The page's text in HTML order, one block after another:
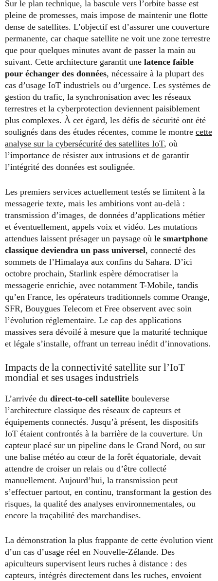
Sur le plan technique, la bascule vers l’orbite basse est
pleine de promesses, mais impose de maintenir une flotte
dense de satellites. L’objectif est d’assurer une couverture
permanente, car chaque satellite ne voit une zone terrestre
que pour quelques minutes avant de passer la main au
suivant. Cette architecture garantit une latence faible
pour échanger des données, nécessaire à la plupart des
cas d’usage IoT industriels ou d’urgence. Les systèmes de
gestion du trafic, la synchronisation avec les réseaux
terrestres et la cyberprotection deviennent paisiblement
plus complexes. À cet égard, les défis de sécurité ont été
soulignés dans des études récentes, comme le montre cette
analyse sur la cybersécurité des satellites IoT, où
l’importance de résister aux intrusions et de garantir
l’intégrité des données est soulignée.
Les premiers services actuellement testés se limitent à la
messagerie texte, mais les ambitions vont au-delà :
transmission d’images, de données d’applications métier
et éventuellement, appels voix et vidéo. Les mutations
attendues laissent présager un paysage où le smartphone
classique deviendra un pass universel, connecté des
sommets de l’Himalaya aux confins du Sahara. D’ici
octobre prochain, Starlink espère démocratiser la
messagerie enrichie, avec notamment T-Mobile, tandis
qu’en France, les opérateurs traditionnels comme Orange,
SFR, Bouygues Telecom et Free observent avec soin
l’évolution réglementaire. Le cap des applications
massives sera dévoilé à mesure que la maturité technique
et légale s’installe, offrant un terreau inédit d’innovations.
Impacts de la connectivité satellite sur l’IoT
mondial et ses usages industriels
L’arrivée du direct-to-cell satellite bouleverse
l’architecture classique des réseaux de capteurs et
équipements connectés. Jusqu’à présent, les dispositifs
IoT étaient confrontés à la barrière de la couverture. Un
capteur placé sur un pipeline dans le Grand Nord, ou sur
une balise météo au cœur de la forêt équatoriale, devait
attendre de croiser un relais ou d’être collecté
manuellement. Aujourd’hui, la transmission peut
s’effectuer partout, en continu, transformant la gestion des
risques, la qualité des analyses environnementales, ou
encore la traçabilité des marchandises.
La démonstration la plus frappante de cette évolution vient
d’un cas d’usage réel en Nouvelle-Zélande. Des
apiculteurs supervisent leurs ruches à distance : des
capteurs, intégrés directement dans les ruches, envoient